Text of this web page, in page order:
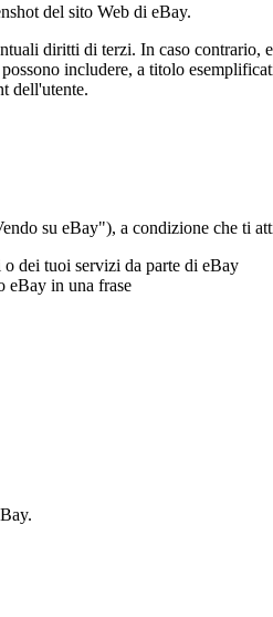
del sito Web di eBay.
diritti di terzi. In caso contrario,
includere, a titolo
dell'utente.
su eBay"), a condizione che ti
dei tuoi servizi da parte di eBay
eBay in una frase